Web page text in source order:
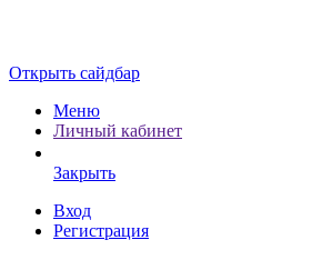
Открыть сайдбар
Меню
Личный кабинет
Закрыть
Вход
Регистрация